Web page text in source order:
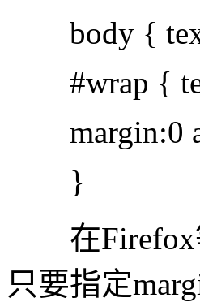
body {
#wrap {
margin:0
}
在Firefox
只要指定